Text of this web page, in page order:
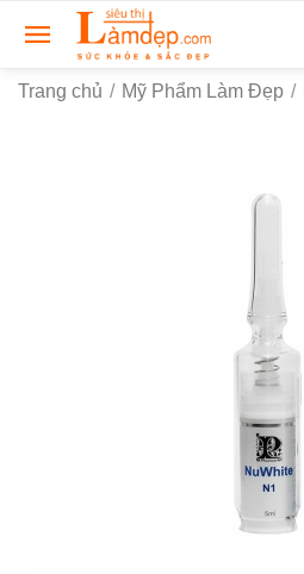
Trang chủ / Mỹ Phẩm Làm Đẹp /